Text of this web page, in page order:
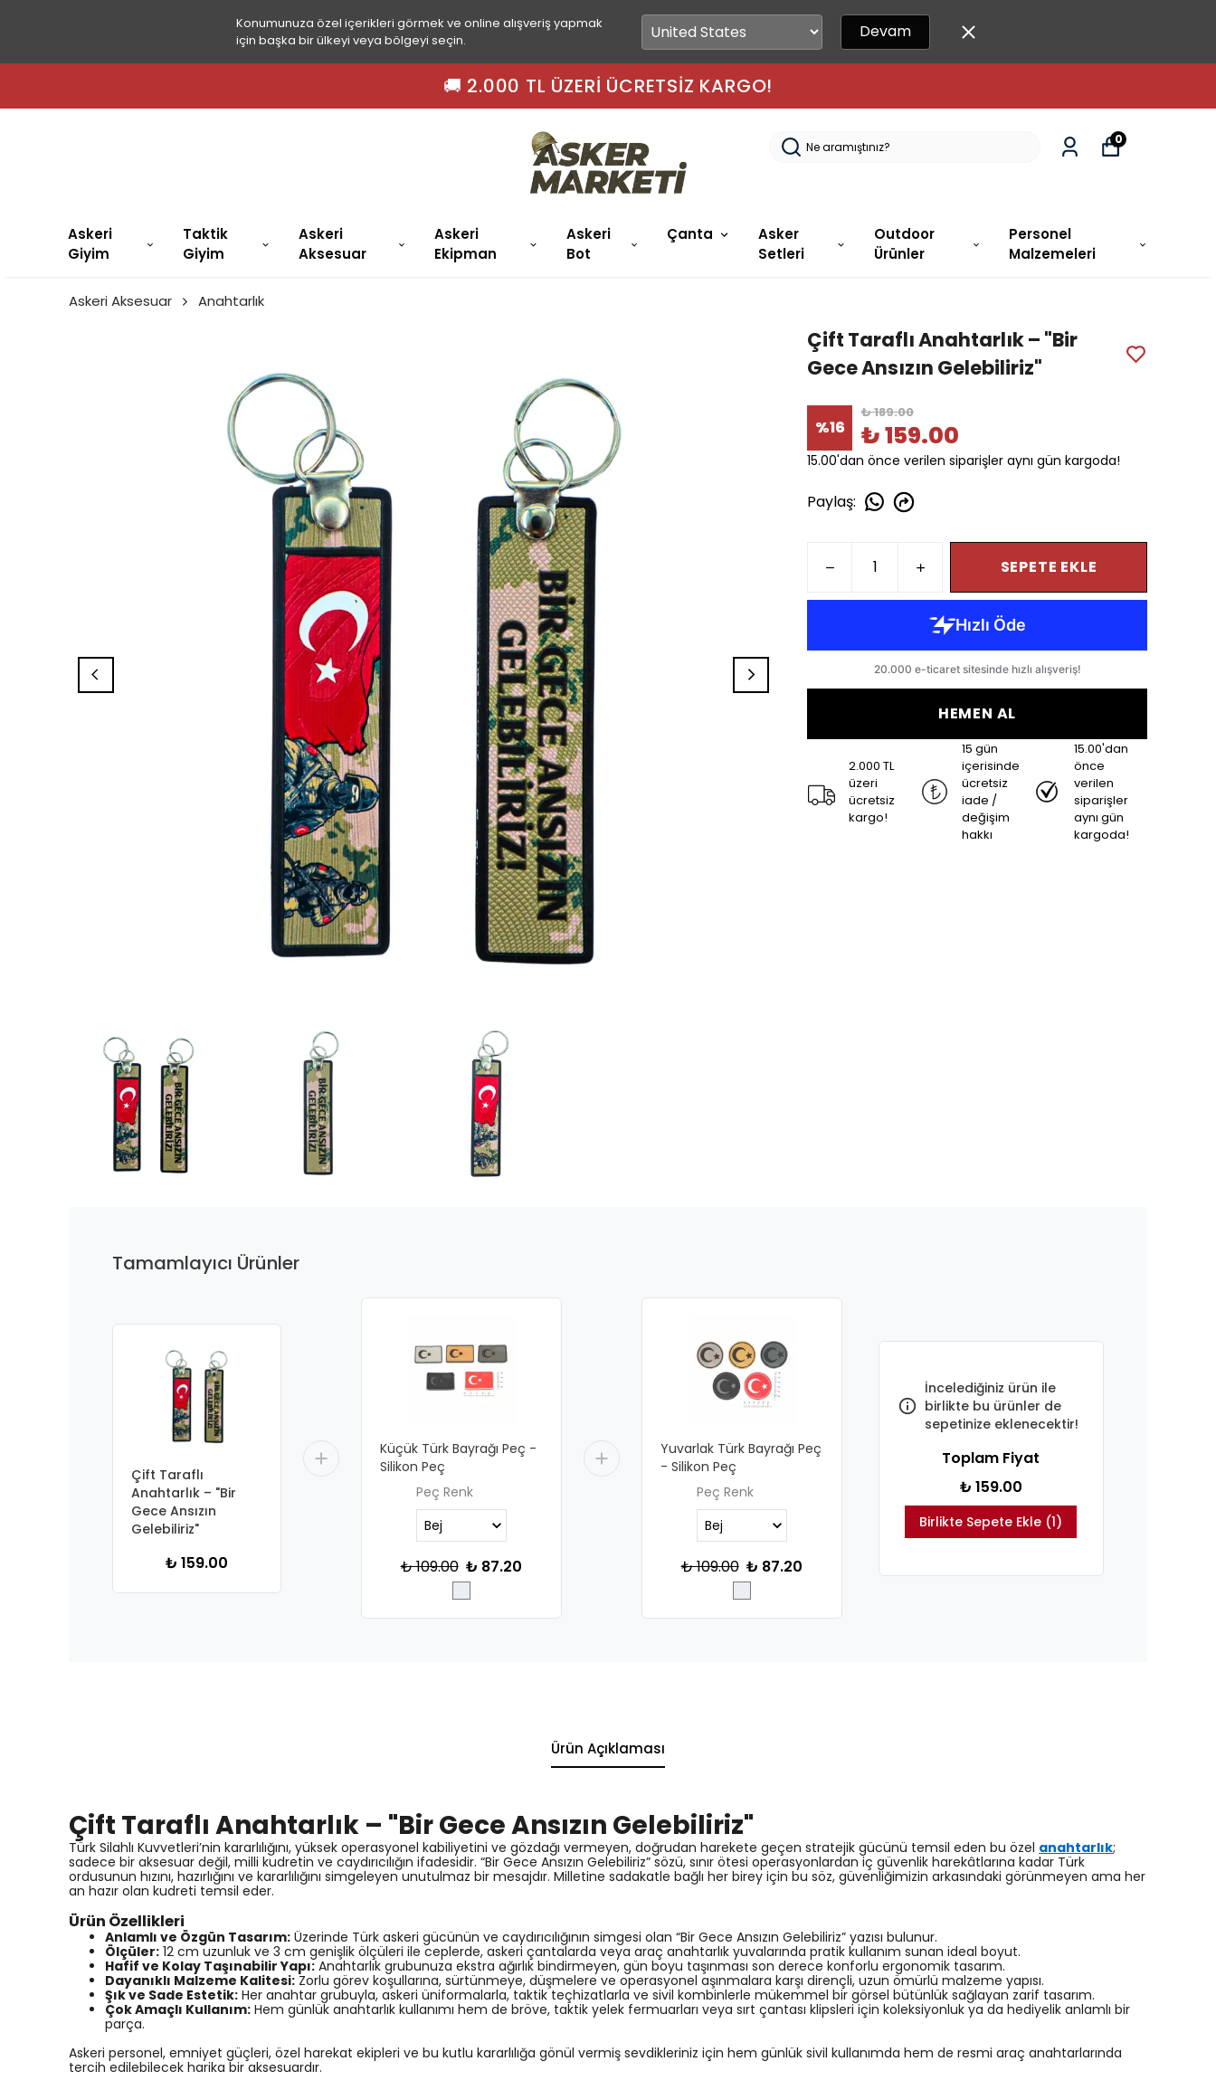
Konumunuza özel içerikleri görmek ve online alışveriş yapmak
için başka bir ülkeyi veya bölgeyi seçin.
Devam
🚀 15.00'A KADAR SIPARIŞLER AYNI GÜN KARGODA!
Askeri
Giyim
Taktik
Giyim
Askeri
Aksesuar
Askeri
Ekipman
Askeri
Bot
Çanta
Asker
Setleri
Outdoor
Ürünler
Personel
Malzemeleri
0
Askeri Aksesuar Anahtarlık
Çift Taraflı Anahtarlık – "Bir
Gece Ansızın Gelebiliriz"
%16
₺ 189.00
₺ 159.00
15.00'dan önce verilen siparişler aynı gün kargoda!
Paylaş:
SEPETE EKLE
HEMEN AL
2.000 TL
üzeri
ücretsiz
kargo!
15 gün
içerisinde
ücretsiz
iade /
değişim
hakkı
15.00'dan
önce
verilen
siparişler
aynı gün
kargoda!
Tamamlayıcı Ürünler
Çift Taraflı
Anahtarlık – "Bir
Gece Ansızın
Gelebiliriz"
₺ 159.00
Küçük Türk Bayrağı Peç -
Silikon Peç
Peç Renk
₺ 109.00 ₺ 87.20
Yuvarlak Türk Bayrağı Peç
- Silikon Peç
Peç Renk
₺ 109.00 ₺ 87.20
İncelediğiniz ürün ile
birlikte bu ürünler de
sepetinize eklenecektir!
Toplam Fiyat
₺ 159.00
Birlikte Sepete Ekle (1)
Ürün Açıklaması
Çift Taraflı Anahtarlık – "Bir Gece Ansızın Gelebiliriz"
Türk Silahlı Kuvvetleri’nin kararlılığını, yüksek operasyonel kabiliyetini ve gözdağı vermeyen, doğrudan harekete geçen stratejik gücünü temsil eden bu özel anahtarlık;
sadece bir aksesuar değil, milli kudretin ve caydırıcılığın ifadesidir. “Bir Gece Ansızın Gelebiliriz” sözü, sınır ötesi operasyonlardan iç güvenlik harekâtlarına kadar Türk
ordusunun hızını, hazırlığını ve kararlılığını simgeleyen unutulmaz bir mesajdır. Milletine sadakatle bağlı her birey için bu söz, güvenliğimizin arkasındaki görünmeyen ama her
an hazır olan kudreti temsil eder.
Ürün Özellikleri
Anlamlı ve Özgün Tasarım: Üzerinde Türk askeri gücünün ve caydırıcılığının simgesi olan “Bir Gece Ansızın Gelebiliriz” yazısı bulunur.
Ölçüler: 12 cm uzunluk ve 3 cm genişlik ölçüleri ile ceplerde, askeri çantalarda veya araç anahtarlık yuvalarında pratik kullanım sunan ideal boyut.
Hafif ve Kolay Taşınabilir Yapı: Anahtarlık grubunuza ekstra ağırlık bindirmeyen, gün boyu taşınması son derece konforlu ergonomik tasarım.
Dayanıklı Malzeme Kalitesi: Zorlu görev koşullarına, sürtünmeye, düşmelere ve operasyonel aşınmalara karşı dirençli, uzun ömürlü malzeme yapısı.
Şık ve Sade Estetik: Her anahtar grubuyla, askeri üniformalarla, taktik teçhizatlarla ve sivil kombinlerle mükemmel bir görsel bütünlük sağlayan zarif tasarım.
Çok Amaçlı Kullanım: Hem günlük anahtarlık kullanımı hem de bröve, taktik yelek fermuarları veya sırt çantası klipsleri için koleksiyonluk ya da hediyelik anlamlı bir
parça.
Askeri personel, emniyet güçleri, özel harekat ekipleri ve bu kutlu kararlılığa gönül vermiş sevdikleriniz için hem günlük sivil kullanımda hem de resmi araç anahtarlarında
tercih edilebilecek harika bir aksesuardır.